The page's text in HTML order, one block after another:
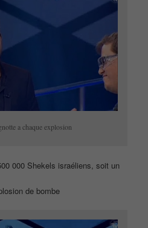
a chaque explosion
000 Shekels israéliens, soit un
de bombe